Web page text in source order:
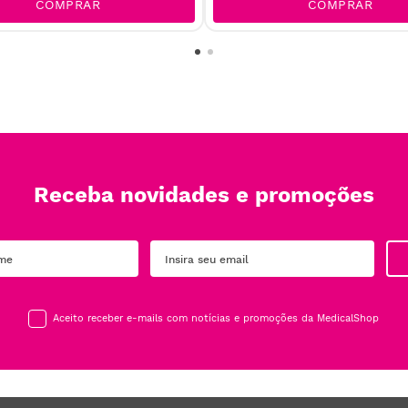
COMPRAR COMPRAR
Receba novidades e promoções
Aceito receber e-mails com notícias e promoções da MedicalShop